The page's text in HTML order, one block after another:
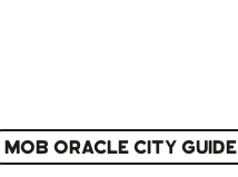
MOB ORACLE CITY GUIDE